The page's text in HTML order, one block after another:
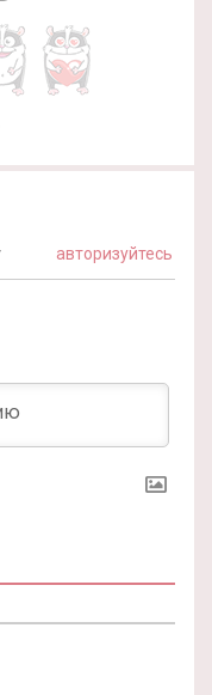
авторизуйтесь